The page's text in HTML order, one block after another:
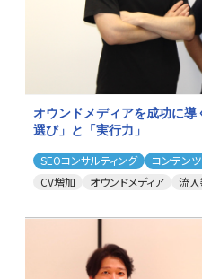
オウンドメディアを成功に
選び」と「実行力」
SEOコンサルティング
コンテン
CV増加
オウンドメディア 流